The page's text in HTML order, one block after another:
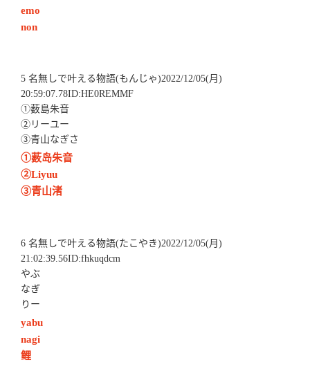
emo
non
5 名無しで叶える物語(もんじゃ)2022/12/05(月)
20:59:07.78ID:HE0REMMF
①薮島朱音
②リーユー
③青山なぎさ
①薮岛朱音
②Liyuu
③青山渚
6 名無しで叶える物語(たこやき)2022/12/05(月)
21:02:39.56ID:fhkuqdcm
やぶ
なぎ
りー
yabu
nagi
鲤